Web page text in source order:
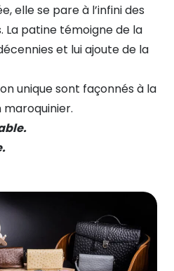
elle se pare à l’infini des
La patine témoigne de la
et lui ajoute de la
unique sont façonnés à la